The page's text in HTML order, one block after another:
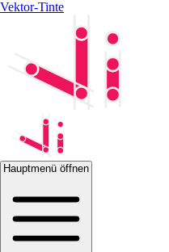
Vektor-Tinte
Hauptmenü öffnen